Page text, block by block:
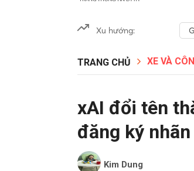
Xu hướng:
TRANG CHỦ XE VÀ
xAI đổi tên
đăng ký
Kim Dung